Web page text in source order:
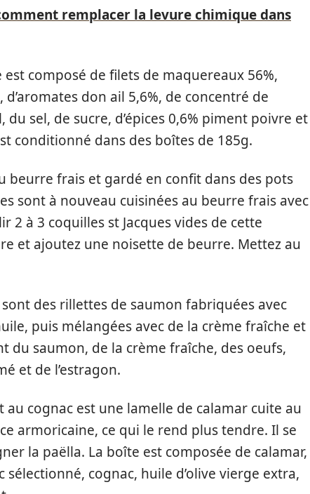
remplacer la levure chimique dans
composé de filets de maquereaux 56%,
d’aromates don ail 5,6%, de concentré de
sel, de sucre, d’épices 0,6% piment poivre et
conditionné dans des boîtes de 185g.
beurre frais et gardé en confit dans des pots
sont à nouveau cuisinées au beurre frais avec
2 à 3 coquilles st Jacques vides de cette
et ajoutez une noisette de beurre. Mettez au
des rillettes de saumon fabriquées avec
puis mélangées avec de la crème fraîche et
du saumon, de la crème fraîche, des oeufs,
et de l’estragon.
cognac est une lamelle de calamar cuite au
armoricaine, ce qui le rend plus tendre. Il se
la paëlla. La boîte est composée de calamar,
cognac, huile d’olive vierge extra,